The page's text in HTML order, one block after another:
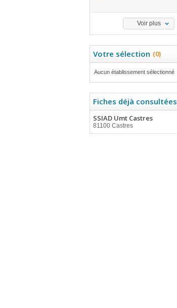
Voir plus
Votre sélection (0)
Aucun établissement sélectionné
Fiches déjà consultées
SSIAD Umt Castres
81100 Castres